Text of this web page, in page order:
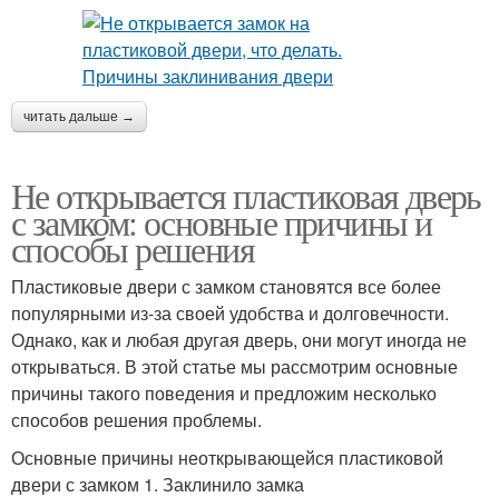
читать дальше →
Не открывается пластиковая дверь
с замком: основные причины и
способы решения
Пластиковые двери с замком становятся все более
популярными из-за своей удобства и долговечности.
Однако, как и любая другая дверь, они могут иногда не
открываться. В этой статье мы рассмотрим основные
причины такого поведения и предложим несколько
способов решения проблемы.
Основные причины неоткрывающейся пластиковой
двери с замком 1. Заклинило замка